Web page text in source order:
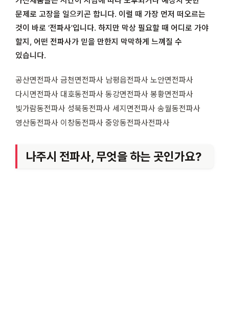
문제로 고장을 일으키곤 합니다. 이럴 때 가장 먼저 떠오르는
것이 바로 ‘전파사’입니다. 하지만 막상 필요할 때 어디로 가야
할지, 어떤 전파사가 믿을 만한지 막막하게 느껴질 수
있습니다.
공산면전파사 금천면전파사 남평읍전파사 노안면전파사
다시면전파사 대호동전파사 동강면전파사 봉황면전파사
빛가람동전파사 성북동전파사 세지면전파사 송월동전파사
영산동전파사 이창동전파사 중앙동전파사전파사
나주시 전파사, 무엇을 하는 곳인가요?